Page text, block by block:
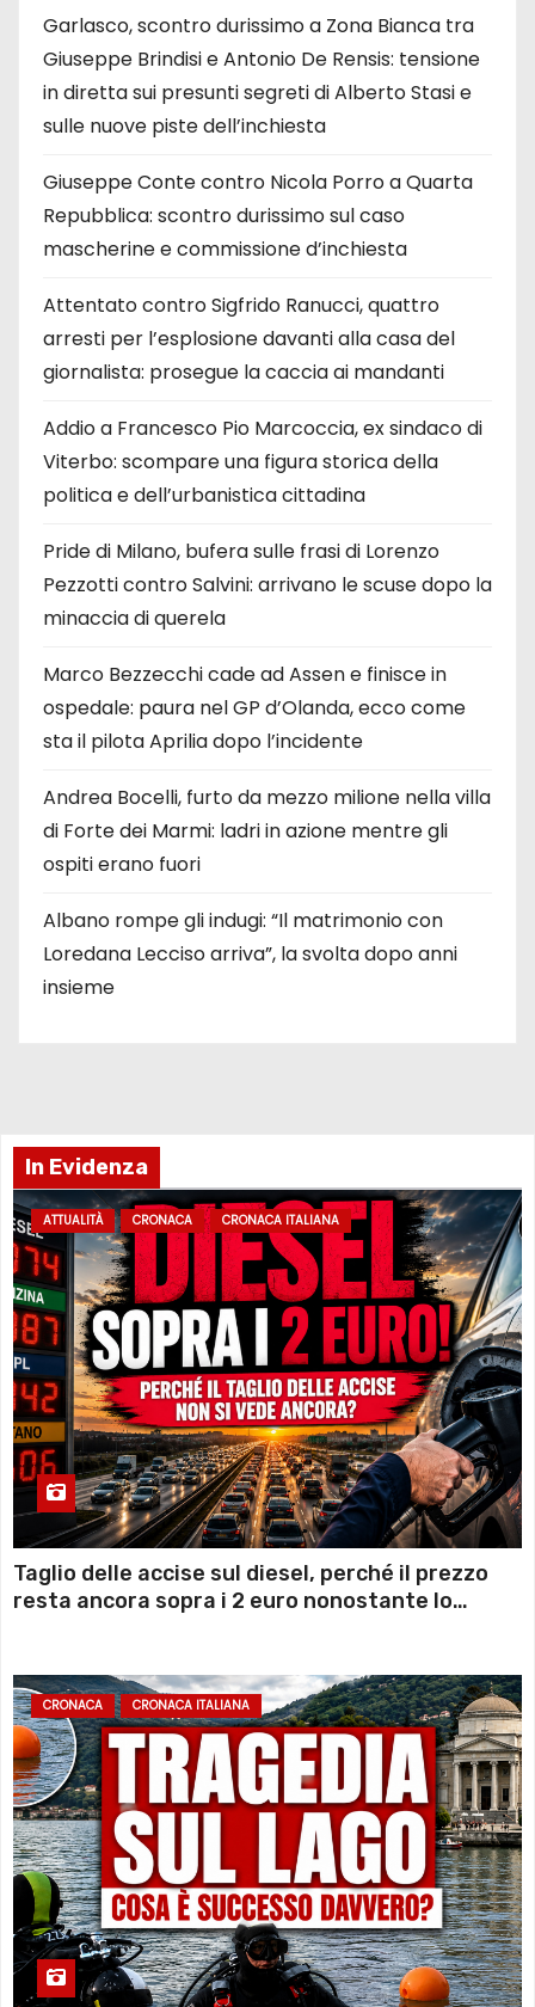
Garlasco, scontro durissimo a Zona Bianca tra
Giuseppe Brindisi e Antonio De Rensis: tensione
in diretta sui presunti segreti di Alberto Stasi e
sulle nuove piste dell’inchiesta
Giuseppe Conte contro Nicola Porro a Quarta
Repubblica: scontro durissimo sul caso
mascherine e commissione d’inchiesta
Attentato contro Sigfrido Ranucci, quattro
arresti per l’esplosione davanti alla casa del
giornalista: prosegue la caccia ai mandanti
Addio a Francesco Pio Marcoccia, ex sindaco di
Viterbo: scompare una figura storica della
politica e dell’urbanistica cittadina
Pride di Milano, bufera sulle frasi di Lorenzo
Pezzotti contro Salvini: arrivano le scuse dopo la
minaccia di querela
Marco Bezzecchi cade ad Assen e finisce in
ospedale: paura nel GP d’Olanda, ecco come
sta il pilota Aprilia dopo l’incidente
Andrea Bocelli, furto da mezzo milione nella villa
di Forte dei Marmi: ladri in azione mentre gli
ospiti erano fuori
Albano rompe gli indugi: “Il matrimonio con
Loredana Lecciso arriva”, la svolta dopo anni
insieme
In Evidenza
ATTUALITÀ CRONACA CRONACA ITALIANA
Taglio delle accise sul diesel, perché il prezzo
resta ancora sopra i 2 euro nonostante lo
CRONACA CRONACA ITALIANA